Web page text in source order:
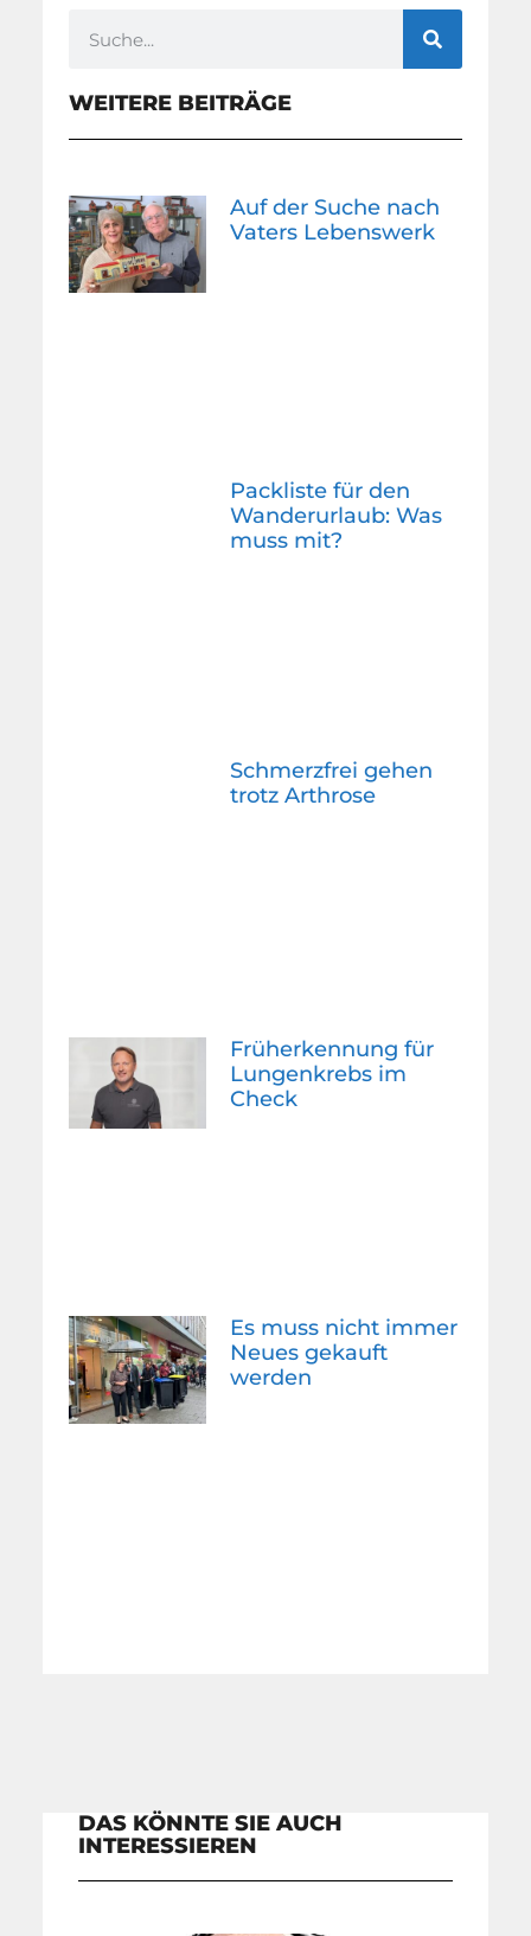
WEITERE BEITRÄGE
Auf der Suche nach
Vaters Lebenswerk
Packliste für den
Wanderurlaub: Was
muss mit?
Schmerzfrei gehen
trotz Arthrose
Früherkennung für
Lungenkrebs im
Check
Es muss nicht immer
Neues gekauft
werden
DAS KÖNNTE SIE AUCH
INTERESSIEREN